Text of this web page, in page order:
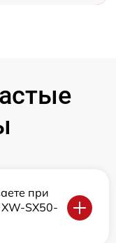
при
SX50-